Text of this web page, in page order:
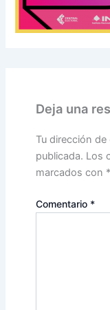
Deja una
Tu dirección
publicada. Los
marcados con *
Comentario *